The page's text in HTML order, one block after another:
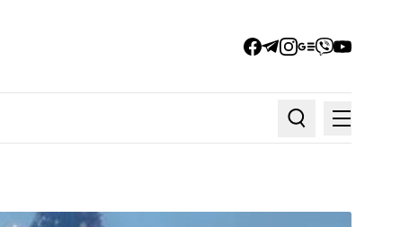
facebook
telegram
instagram
google_news
viberyoutube
Пошук по статтях
Меню